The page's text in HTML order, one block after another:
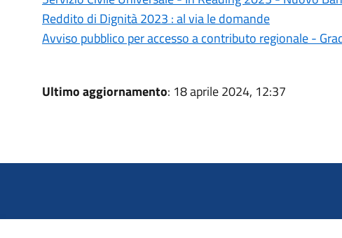
Reddito di Dignità 2023 : al via le domande
Avviso pubblico per accesso a contributo regionale -
Ultimo aggiornamento: 18 aprile 2024, 12:37